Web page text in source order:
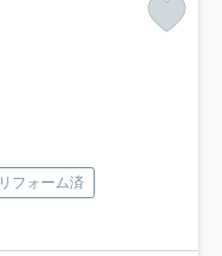
リフォーム済